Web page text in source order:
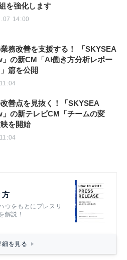
を強化します
14:00
務改善を支援する！ 「SKYSEA
の新CM「AI働き方分析レポー
篇を公開
善点を見抜く！「SKYSEA
の新テレビCM「チームの変
を開始
方
ウをもとにプレスリ
解説！
細を見る